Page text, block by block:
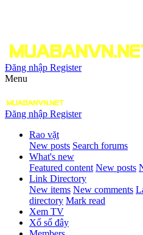
Đăng nhập Register
Menu
Đăng nhập Register
Rao vặt
New posts Search forums
What's new
Featured content New posts
Link Directory
New items New comments
directory Mark read
Xem TV
Xổ số đây